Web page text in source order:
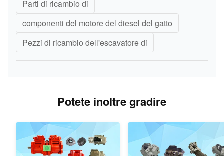
Parti di ricambio di
componenti del motore del diesel del gatto
Pezzi di ricambio dell'escavatore di
Potete inoltre gradire